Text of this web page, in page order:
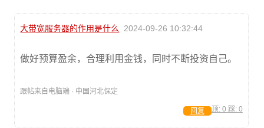
大带宽服务器的作用是什么 2024-09-26 10:32:44
做好预算盈余，合理利用金钱，同时不断投资自己。
跟帖来自电脑端 · 中国河北保定
顶: 0 踩: 0
回复